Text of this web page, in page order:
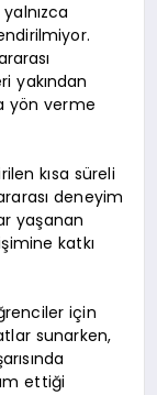
yakından
yön verme
kısa süreli
deneyim
yaşanan
katkı
için
sunarken,
ettiği